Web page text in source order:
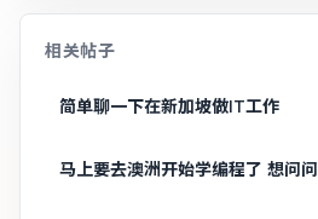
相关帖子
简单聊一下在新加坡做IT工作
马上要去澳洲开始学编程了 想问